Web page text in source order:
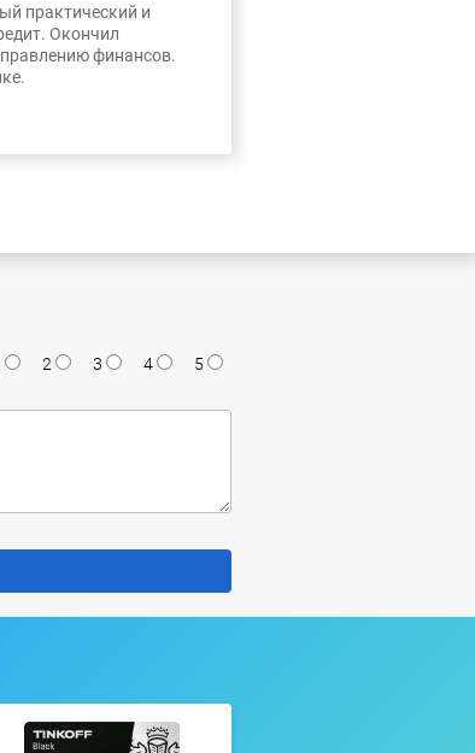
практический и
Окончил
финансов.
2 3 4 5